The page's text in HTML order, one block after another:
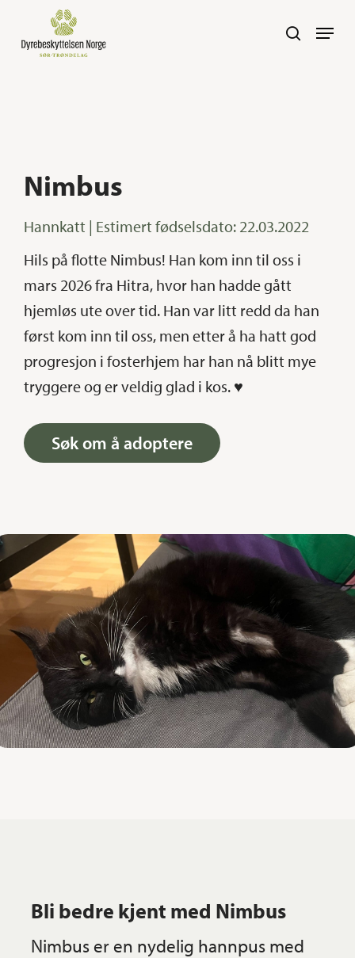
search
Nimbus
Hannkatt | Estimert fødselsdato: 22.03.2022
Hils på flotte Nimbus! Han kom inn til oss i
mars 2026 fra Hitra, hvor han hadde gått
hjemløs ute over tid. Han var litt redd da han
først kom inn til oss, men etter å ha hatt god
progresjon i fosterhjem har han nå blitt mye
tryggere og er veldig glad i kos. ♥
Søk om å adoptere
Bli bedre kjent med Nimbus
Nimbus er en nydelig hannpus med